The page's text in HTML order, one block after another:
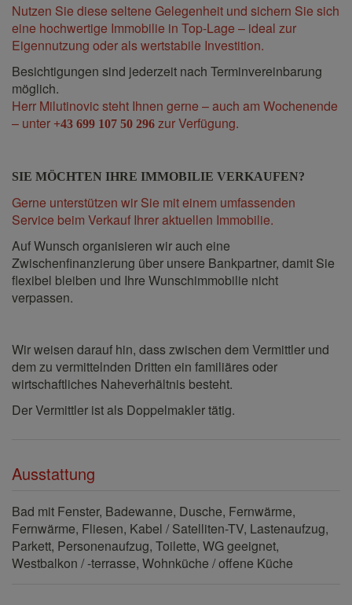
Nutzen Sie diese seltene Gelegenheit und sichern Sie sich
eine hochwertige Immobilie in Top-Lage – ideal zur
Eigennutzung oder als wertstabile Investition.
Besichtigungen sind jederzeit nach Terminvereinbarung
möglich.
Herr Milutinovic steht Ihnen gerne – auch am Wochenende
– unter +43 699 107 50 296 zur Verfügung.
SIE MÖCHTEN IHRE IMMOBILIE VERKAUFEN?
Gerne unterstützen wir Sie mit einem umfassenden
Service beim Verkauf Ihrer aktuellen Immobilie.
Auf Wunsch organisieren wir auch eine
Zwischenfinanzierung über unsere Bankpartner, damit Sie
flexibel bleiben und Ihre Wunschimmobilie nicht
verpassen.
Wir weisen darauf hin, dass zwischen dem Vermittler und
dem zu vermittelnden Dritten ein familiäres oder
wirtschaftliches Naheverhältnis besteht.
Der Vermittler ist als Doppelmakler tätig.
Ausstattung
Bad mit Fenster Badewanne Dusche Fernwärme
Fernwärme Fliesen Kabel / Satelliten-TV Lastenaufzug
Parkett Personenaufzug Toilette WG geeignet
Westbalkon / -terrasse Wohnküche / offene Küche